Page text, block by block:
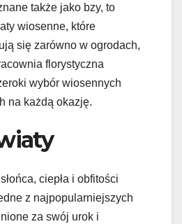
także jako bzy, to
wiosenne, które
się zarówno w ogrodach,
florystyczna
wybór wiosennych
na każdą okazję.
ciepła i obfitości
z najpopularniejszych
za swój urok i